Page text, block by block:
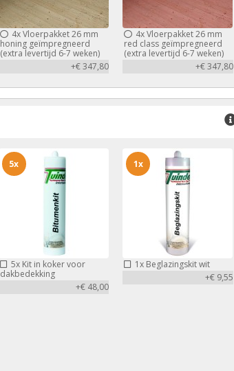
4xVloerpakket 26 mm
honing geïmpregneerd
(extra levertijd 6-7 weken)
+€ 347,80
4xVloerpakket 26 mm
red class geïmpregneerd
(extra levertijd 6-7 weken)
+€ 347,80
5xKit in koker voor
dakbedekking
+€ 48,00
5x
1x Beglazingskit wit
+€ 9,55
1x